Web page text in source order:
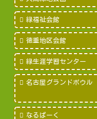
緑福祉会館
徳重地区会館
緑生涯学習センター
名古屋グランドボウル
なるぱーく